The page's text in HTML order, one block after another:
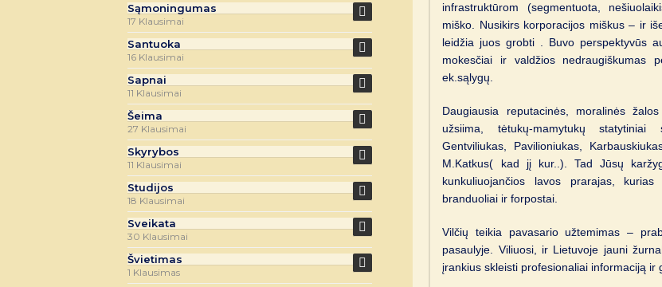
infrastruktūrom (segmentuota,
miško. Nusikirs korporacijos miškus – ir
leidžia juos grobti . Buvo perspektyvūs
mokesčiai ir valdžios nedraugiškumas
ek.sąlygų.
Daugiausia reputacinės, moralinės
užsiima, tėtukų-mamytukų statytiniai
Gentviliukas, Pavilioniukas,
M.Katkus( kad jį kur..). Tad Jūsų
kunkuliuojančios lavos prarajas,
branduoliai ir forpostai.
Vilčių teikia pavasario užtemimas –
pasaulyje. Viliuosi, ir Lietuvoje jauni
įrankius skleisti profesionaliai informaciją ir
Sąmoningumas
17 Klausimai
Santuoka
16 Klausimai
Sapnai
11 Klausimai
Šeima
27 Klausimai
Skyrybos
11 Klausimai
Studijos
18 Klausimai
Sveikata
30 Klausimai
Švietimas
1 Klausimas